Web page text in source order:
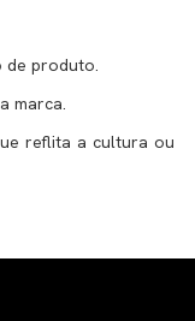
de produto.
marca.
reflita a cultura ou